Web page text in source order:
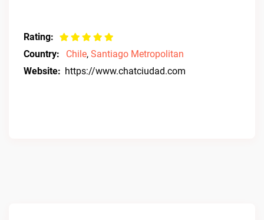
Rating:
Country:
Chile, Santiago Metropolitan
Website: https://www.chatciudad.com